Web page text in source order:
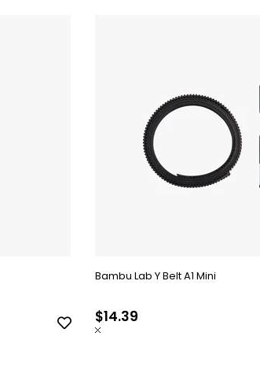
Bambu Lab Y Belt A1 Mini
$14.39